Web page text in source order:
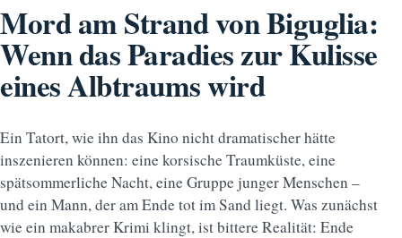
Mord am Strand von Biguglia:
Wenn das Paradies zur Kulisse
eines Albtraums wird
Ein Tatort, wie ihn das Kino nicht dramatischer hätte
inszenieren können: eine korsische Traumküste, eine
spätsommerliche Nacht, eine Gruppe junger Menschen –
und ein Mann, der am Ende tot im Sand liegt. Was zunächst
wie ein makabrer Krimi klingt, ist bittere Realität: Ende